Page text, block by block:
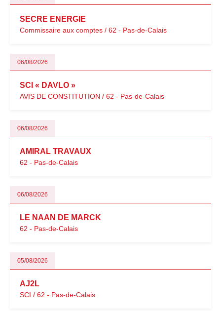
SECRE ENERGIE
Commissaire aux comptes / 62 - Pas-de-Calais
06/08/2026
SCI « DAVLO »
AVIS DE CONSTITUTION / 62 - Pas-de-Calais
06/08/2026
AMIRAL TRAVAUX
62 - Pas-de-Calais
06/08/2026
LE NAAN DE MARCK
62 - Pas-de-Calais
05/08/2026
AJ2L
SCI / 62 - Pas-de-Calais